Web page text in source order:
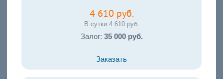
4 610 руб.
В сутки:4 610 руб.
Залог: 35 000 руб.
Заказать